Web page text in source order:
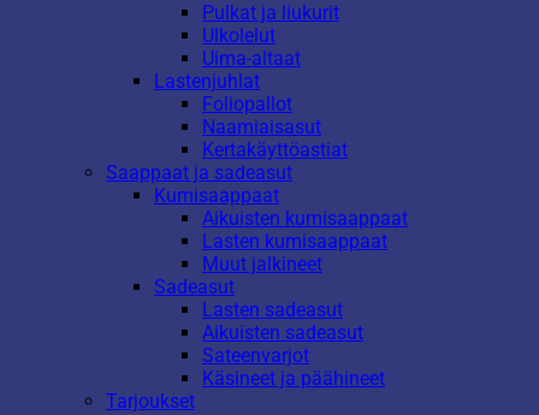
Pulkat ja liukurit
Ulkolelut
Uima-altaat
Lastenjuhlat
Foliopallot
Naamiaisasut
Kertakäyttöastiat
Saappaat ja sadeasut
Kumisaappaat
Aikuisten kumisaappaat
Lasten kumisaappaat
Muut jalkineet
Sadeasut
Lasten sadeasut
Aikuisten sadeasut
Sateenvarjot
Käsineet ja päähineet
Tarjoukset